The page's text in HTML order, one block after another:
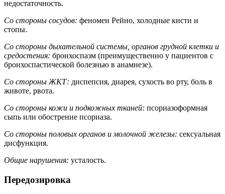
недостаточность.
Со стороны сосудов: феномен Рейно, холодные кисти и
стопы.
Со стороны дыхательной системы, органов грудной клетки и
средостения: бронхоспазм (преимущественно у пациентов с
бронхоспастической болезнью в анамнезе).
Со стороны ЖКТ: диспепсия, диарея, сухость во рту, боль в
животе, рвота.
Со стороны кожи и подкожных тканей: псориазоформная
сыпь или обострение псориаза.
Со стороны половых органов и молочной железы: сексуальная
дисфункция.
Общие нарушения: усталость.
Передозировка